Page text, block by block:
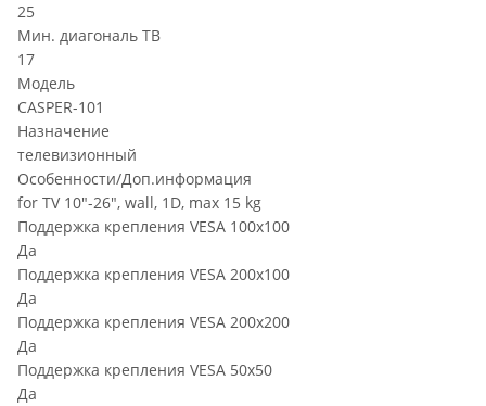
25
Мин. диагональ ТВ
17
Модель
CASPER-101
Назначение
телевизионный
Особенности/Доп.информация
for TV 10"-26", wall, 1D, max 15 kg
Поддержка крепления VESA 100х100
Да
Поддержка крепления VESA 200х100
Да
Поддержка крепления VESA 200х200
Да
Поддержка крепления VESA 50х50
Да